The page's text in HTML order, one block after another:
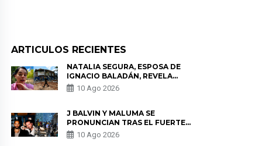
ARTICULOS RECIENTES
NATALIA SEGURA, ESPOSA DE
IGNACIO BALADÁN, REVELA
COMO VIVIÓ EL TERREMOTO EN
COLOMBIA: “NO ME PODÍA
10 Ago 2026
J BALVIN Y MALUMA SE
PRONUNCIAN TRAS EL FUERTE
TERREMOTO EN COLOMBIA:
“VAMOS A MOVERNOS PARA
10 Ago 2026